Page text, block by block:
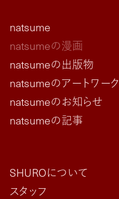
natsume
natsumeの漫画
natsumeの出版物
natsumeのアートワーク
natsumeのお知らせ
natsumeの記事
SHUROについて
スタッフ